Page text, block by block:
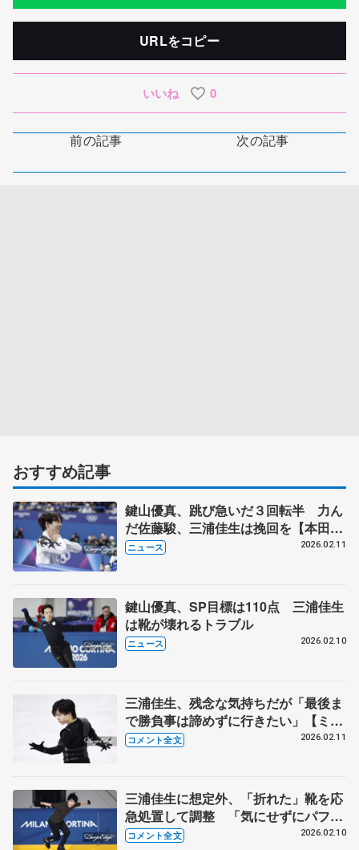
URLをコピー
いいね 0
前の記事 次の記事
おすすめ記事
鍵山優真、跳び急いだ３回転半 力ん
だ佐藤駿、三浦佳生は挽回を【本田武
史さんの視点】
ニュース 2026.02.11
鍵山優真、SP目標は110点 三浦佳生
は靴が壊れるトラブル
ニュース 2026.02.10
三浦佳生、残念な気持ちだが「最後ま
で勝負事は諦めずに行きたい」【ミラ
ノ五輪男子SP後】
コメント全文 2026.02.11
三浦佳生に想定外、「折れた」靴を応
急処置して調整 「気にせずにパフォ
ーマンスできたら」【9日公式練習
コメント全文 2026.02.10